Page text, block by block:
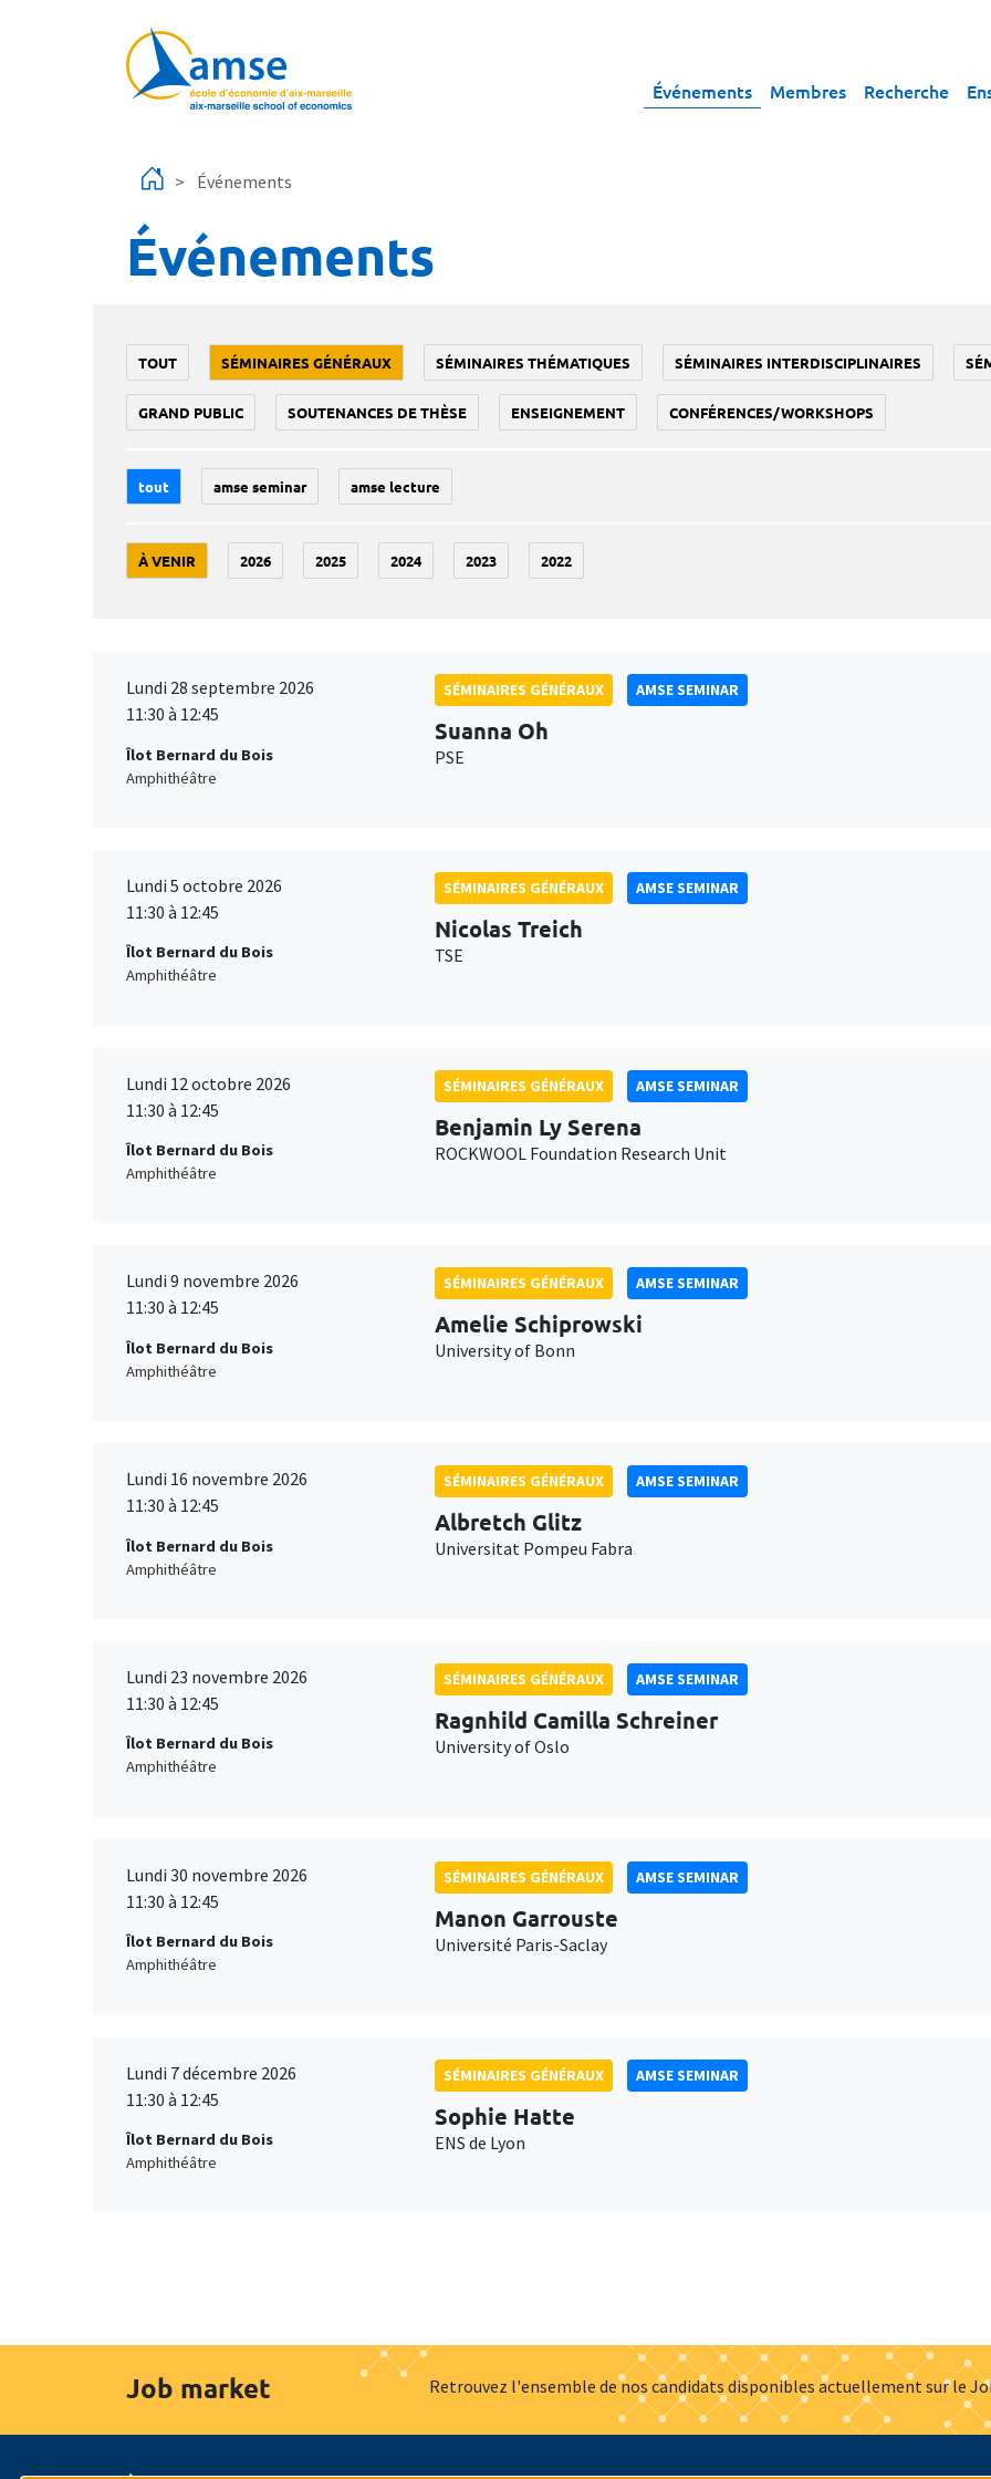
Événements Membres Recherche
Événements
Événements
TOUT SÉMINAIRES GÉNÉRAUX SÉMINAIRES THÉMATIQUES SÉMINAIRES INTERDISCIPLINAIRES
GRAND PUBLIC SOUTENANCES DE THÈSE ENSEIGNEMENT CONFÉRENCES/WORKSHOPS
tout amse seminar amse lecture
À VENIR 2026 2025 2024 2023 2022
Lundi 28 septembre 2026
11:30 à 12:45
Îlot Bernard du Bois
Amphithéâtre
SÉMINAIRES GÉNÉRAUX AMSE SEMINAR
Suanna Oh
PSE
Lundi 5 octobre 2026
11:30 à 12:45
Îlot Bernard du Bois
Amphithéâtre
SÉMINAIRES GÉNÉRAUX AMSE SEMINAR
Nicolas Treich
TSE
Lundi 12 octobre 2026
11:30 à 12:45
Îlot Bernard du Bois
Amphithéâtre
SÉMINAIRES GÉNÉRAUX AMSE SEMINAR
Benjamin Ly Serena
ROCKWOOL Foundation Research Unit
Lundi 9 novembre 2026
11:30 à 12:45
Îlot Bernard du Bois
Amphithéâtre
SÉMINAIRES GÉNÉRAUX AMSE SEMINAR
Amelie Schiprowski
University of Bonn
Lundi 16 novembre 2026
11:30 à 12:45
Îlot Bernard du Bois
Amphithéâtre
SÉMINAIRES GÉNÉRAUX AMSE SEMINAR
Albretch Glitz
Universitat Pompeu Fabra
Lundi 23 novembre 2026
11:30 à 12:45
Îlot Bernard du Bois
Amphithéâtre
SÉMINAIRES GÉNÉRAUX AMSE SEMINAR
Ragnhild Camilla Schreiner
University of Oslo
Lundi 30 novembre 2026
11:30 à 12:45
Îlot Bernard du Bois
Amphithéâtre
SÉMINAIRES GÉNÉRAUX AMSE SEMINAR
Manon Garrouste
Université Paris-Saclay
Lundi 7 décembre 2026
11:30 à 12:45
Îlot Bernard du Bois
Amphithéâtre
SÉMINAIRES GÉNÉRAUX AMSE SEMINAR
Sophie Hatte
ENS de Lyon
Job market Retrouvez l'ensemble de nos candidats disponibles actuellement sur le